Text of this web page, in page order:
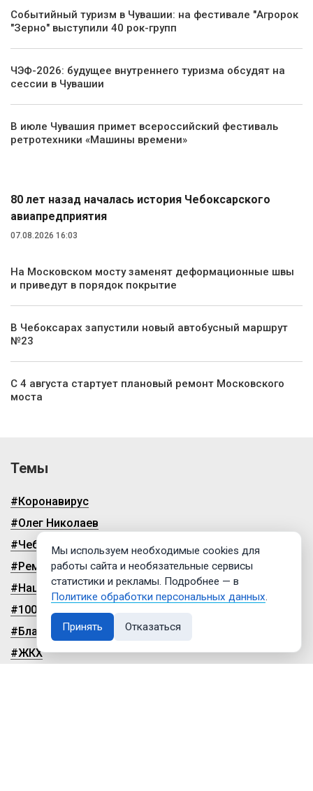
Событийный туризм в Чувашии: на фестивале "Агророк
"Зерно" выступили 40 рок-групп
ЧЭФ-2026: будущее внутреннего туризма обсудят на
сессии в Чувашии
В июле Чувашия примет всероссийский фестиваль
ретротехники «Машины времени»
80 лет назад началась история Чебоксарского
авиапредприятия
07.08.2026 16:03
На Московском мосту заменят деформационные швы
и приведут в порядок покрытие
В Чебоксарах запустили новый автобусный маршрут
№23
С 4 августа стартует плановый ремонт Московского
моста
Темы
#Коронавирус
#Олег Николаев
#Чебоксары
#Ремонт дорог
#Нацпроекты
#100-летие чувашской автономии
#Благоустройство
#ЖКХ
Мы используем необходимые cookies для
работы сайта и необязательные сервисы
статистики и рекламы. Подробнее — в
Политике обработки персональных данных.
Принять Отказаться